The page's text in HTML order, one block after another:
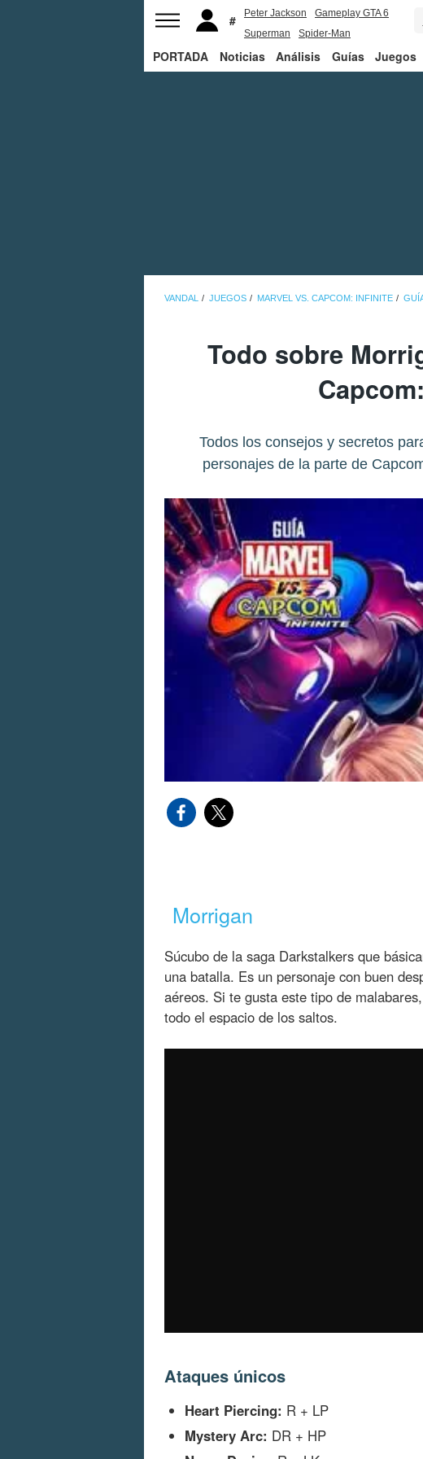
Peter Jackson
Gameplay GTA 6
Superman
Spider-Man
PORTADA Noticias Análisis Guías Juegos
VANDAL JUEGOS MARVEL VS. CAPCOM: INFINITE
Todo sobre
Todos los consejos y secretos
personajes de la parte de
Morrigan
Súcubo de la saga Darkstalkers que
una batalla. Es un personaje con buen
aéreos. Si te gusta este tipo de
todo el espacio de los saltos.
Ataques únicos
Heart Piercing: R + LP
Mystery Arc: DR + HP